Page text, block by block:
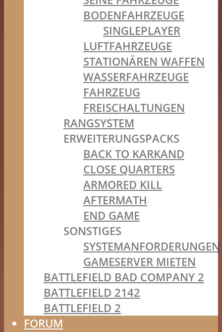
BODENFAHRZEUGE
SINGLEPLAYER
LUFTFAHRZEUGE
STATIONÄREN WAFFEN
WASSERFAHRZEUGE
FAHRZEUG
FREISCHALTUNGEN
RANGSYSTEM
ERWEITERUNGSPACKS
BACK TO KARKAND
CLOSE QUARTERS
ARMORED KILL
AFTERMATH
END GAME
SONSTIGES
SYSTEMANFORDERUNGEN
GAMESERVER MIETEN
BATTLEFIELD BAD COMPANY 2
BATTLEFIELD 2142
BATTLEFIELD 2
FORUM